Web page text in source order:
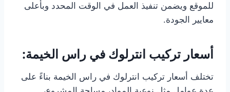
للموقع ويضمن تنفيذ العمل في الوقت المحدد وبأعلى
معايير الجودة.
أسعار تركيب انترلوك في راس الخيمة:
تختلف أسعار تركيب انترلوك في راس الخيمة بناءً على